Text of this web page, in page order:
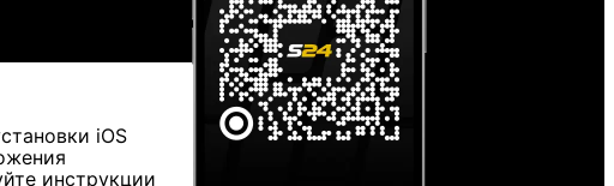
iOS
инструкции